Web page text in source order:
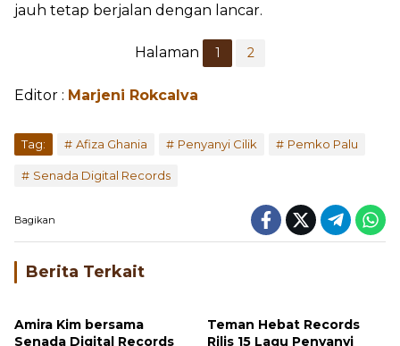
jauh tetap berjalan dengan lancar.
Halaman 1 2
Editor : Marjeni Rokcalva
Tag: Afiza Ghania
Senada Digital Records
Bagikan